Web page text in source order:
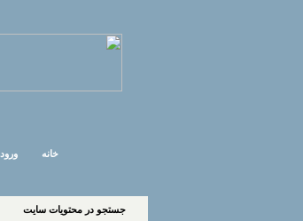
ورود خانه
جستجو در محتويات سايت